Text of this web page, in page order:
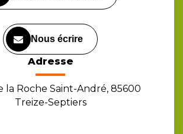
Nous écrire
Adresse
la Roche Saint-André, 85600
Treize-Septiers